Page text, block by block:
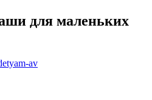
для маленьких